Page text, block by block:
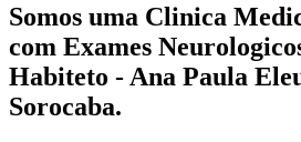
Somos uma Clinica
com Exames
Habiteto - Ana Paula
Sorocaba.